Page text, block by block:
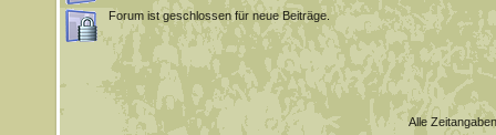
Forum ist geschlossen für neue Beiträge.
Alle